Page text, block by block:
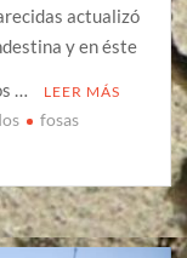
actualizó
y en éste
…
LEER MÁS
fosas